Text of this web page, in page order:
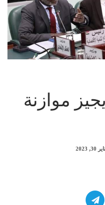
موازنة
30, 2023